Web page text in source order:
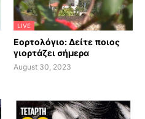
LIVE
Εορτολόγιο: Δείτε ποιος
γιορτάζει σήμερα
August 30, 2023